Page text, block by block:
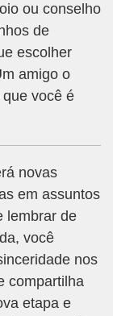
ou conselho
de
escolher
amigo o
você é
novas
em assuntos
lembrar de
você
nos
compartilha
etapa e